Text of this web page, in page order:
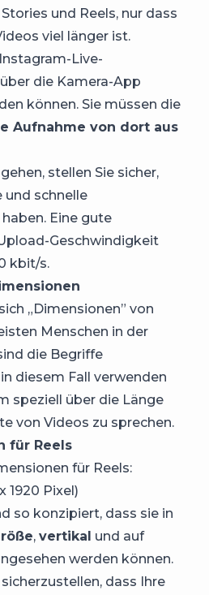
und Reels, nur dass
viel länger ist.
Live-
die Kamera-App
können. Sie müssen die
Aufnahme von dort aus
stellen Sie sicher,
und schnelle
Eine gute
Geschwindigkeit
kbit/s.
„Dimensionen” von
Menschen in der
die Begriffe
diesem Fall verwenden
speziell über die Länge
von Videos zu sprechen.
für Reels
für Reels:
1920 Pixel)
so konzipiert, dass sie in
, vertikal und auf
werden können.
dass Ihre